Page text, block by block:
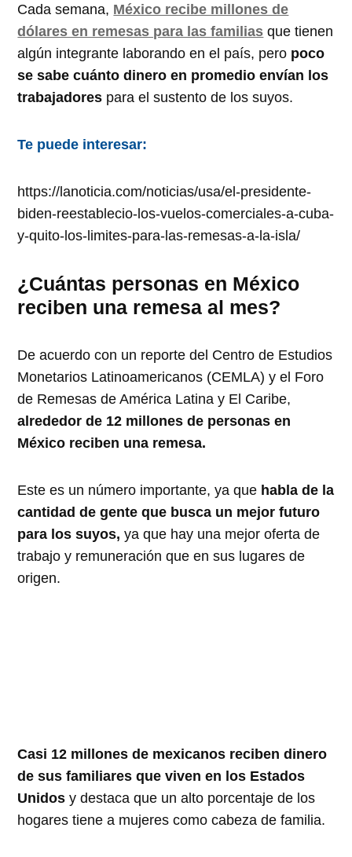
Cada semana, México recibe millones de
dólares en remesas para las familias que tienen
algún integrante laborando en el país, pero poco
se sabe cuánto dinero en promedio envían los
trabajadores para el sustento de los suyos.
Te puede interesar:
https://lanoticia.com/noticias/usa/el-presidente-
biden-reestablecio-los-vuelos-comerciales-a-cuba-
y-quito-los-limites-para-las-remesas-a-la-isla/
¿Cuántas personas en México
reciben una remesa al mes?
De acuerdo con un reporte del Centro de Estudios
Monetarios Latinoamericanos (CEMLA) y el Foro
de Remesas de América Latina y El Caribe,
alrededor de 12 millones de personas en
México reciben una remesa.
Este es un número importante, ya que habla de la
cantidad de gente que busca un mejor futuro
para los suyos, ya que hay una mejor oferta de
trabajo y remuneración que en sus lugares de
origen.
Casi 12 millones de mexicanos reciben dinero
de sus familiares que viven en los Estados
Unidos y destaca que un alto porcentaje de los
hogares tiene a mujeres como cabeza de familia.